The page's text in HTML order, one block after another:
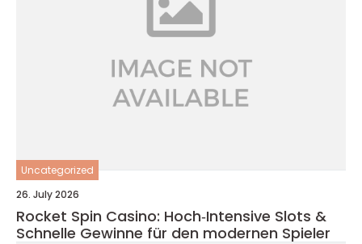
Uncategorized
26. July 2026
Rocket Spin Casino: Hoch‑Intensive Slots &
Schnelle Gewinne für den modernen Spieler